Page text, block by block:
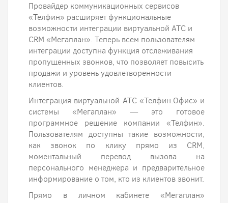
Провайдер коммуникационных сервисов
«Телфин» расширяет функциональные
возможности интеграции виртуальной АТС и
CRM «Мегаплан». Теперь всем пользователям
интеграции доступна функция отслеживания
пропущенных звонков, что позволяет повысить
продажи и уровень удовлетворенности
клиентов.
Интеграция виртуальной АТС «Телфин.Офис» и
системы «Мегаплан» — это готовое
программное решение компании «Телфин».
Пользователям доступны такие возможности,
как звонок по клику прямо из CRM,
моментальный перевод вызова на
персонального менеджера и предварительное
информирование о том, кто из клиентов звонит.
Прямо в личном кабинете «Мегаплан»